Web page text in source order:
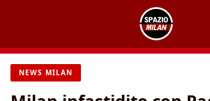
contenuto
NEWS MILAN